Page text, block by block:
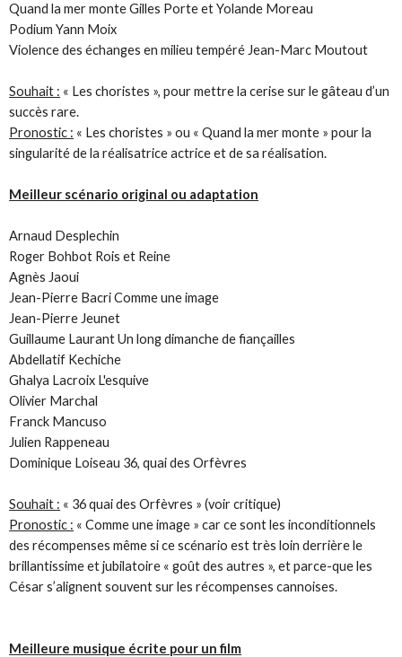
Quand la mer monte Gilles Porte et Yolande Moreau
Podium Yann Moix
Violence des échanges en milieu tempéré Jean-Marc Moutout
Souhait : « Les choristes », pour mettre la cerise sur le gâteau d’un
succès rare.
Pronostic : « Les choristes » ou « Quand la mer monte » pour la
singularité de la réalisatrice actrice et de sa réalisation.
Meilleur scénario original ou adaptation
Arnaud Desplechin
Roger Bohbot Rois et Reine
Agnès Jaoui
Jean-Pierre Bacri Comme une image
Jean-Pierre Jeunet
Guillaume Laurant Un long dimanche de fiançailles
Abdellatif Kechiche
Ghalya Lacroix L'esquive
Olivier Marchal
Franck Mancuso
Julien Rappeneau
Dominique Loiseau 36, quai des Orfèvres
Souhait : « 36 quai des Orfèvres » (voir critique)
Pronostic : « Comme une image » car ce sont les inconditionnels
des récompenses même si ce scénario est très loin derrière le
brillantissime et jubilatoire « goût des autres », et parce-que les
César s’alignent souvent sur les récompenses cannoises.
Meilleure musique écrite pour un film